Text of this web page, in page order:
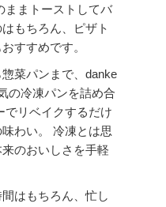
ままトーストしてバ
もちろん、ピザト
すすめです。
菜パンまで、danke
の冷凍パンを詰め合
でリベイクするだけ
わい。 冷凍とは思
のおいしさを手軽
はもちろん、忙し